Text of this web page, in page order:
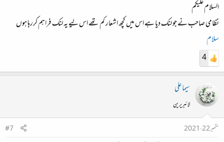
السلام علیکم
نظامی صاحب نے جو لنک دیا ہے اس میں کچھ اشعار کم تھے اس لیے یہ لنک فراہم کررہا ہوں
سلام
4
سیما علی
لائبریرین
ستمبر 22، 2021
#7